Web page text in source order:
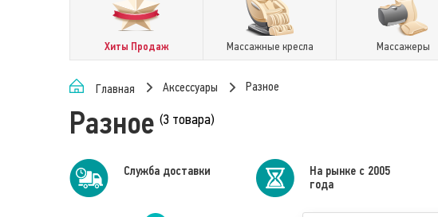
Хиты Продаж Массажные кресла Массажеры
Главная Аксессуары Разное
Разное (3 товара)
Cлужба доставки
На рынке с 2005
года